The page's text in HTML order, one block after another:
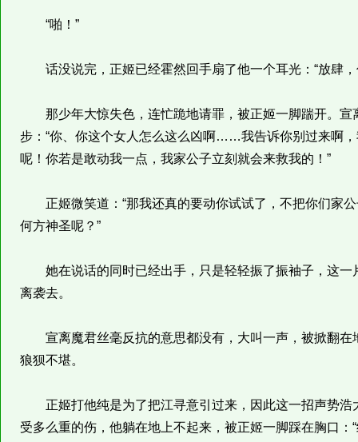
“啪！”
话没说完，正姬已经霍然回手扇了他一个耳光：“放肆，
那少年大惊失色，连忙跪地请罪，被正姬一脚踹开。宣
步：“你、你这个女人怎么这么凶啊……我告诉你别过来啊
呢！你若是敢动我一点，我家公子立刻就会来救我的！”
正姬微笑道：“那我还真的要动你试试了，不把你们家公
何方神圣呢？”
她在说话的同时已经出手，只是轻轻振了振袖子，这一
离袭去。
宣离魔君丝毫反抗的意思都没有，大叫一声，被掀翻在
狼狈不堪。
正姬打他纯是为了把江寻意引过来，因此这一招声势浩
受多么重的伤，他躺在地上不起来，被正姬一脚踩在胸口